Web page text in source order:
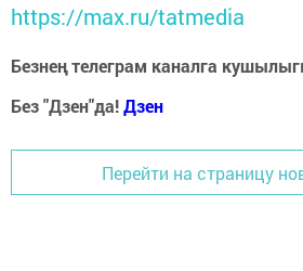
https://max.ru/tatmedia
Безнең телеграм каналга
Без "Дзен"да!Дзен
Перейти на страницу